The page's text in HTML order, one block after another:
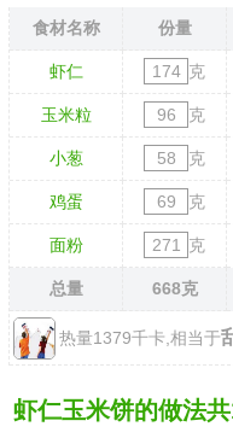
食材名称 份量
虾仁 克
玉米粒 克
小葱 克
鸡蛋 克
面粉 克
总量 668克
热量1379千卡,相当于
虾仁玉米饼的做法